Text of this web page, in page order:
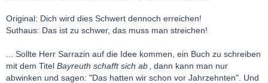
Original: Dich wird dies Schwert dennoch erreichen!
Suthaus: Das ist zu schwer, das muss man streichen!
... Sollte Herr Sarrazin auf die Idee kommen, ein Buch zu schreiben
mit dem Titel Bayreuth schafft sich ab
, dann kann man nur
abwinken und sagen: "Das hatten wir schon vor Jahrzehnten". Und